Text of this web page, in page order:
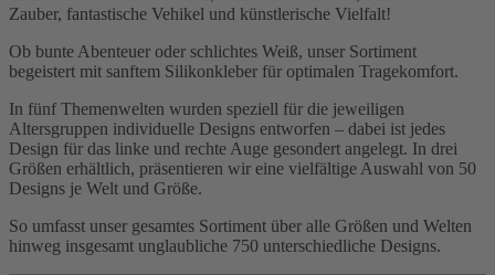
Zauber, fantastische Vehikel und künstlerische Vielfalt!
Ob bunte Abenteuer oder schlichtes Weiß, unser Sortiment
begeistert mit sanftem Silikonkleber für optimalen Tragekomfort.
In fünf Themenwelten wurden speziell für die jeweiligen
Altersgruppen individuelle Designs entworfen – dabei ist jedes
Design für das linke und rechte Auge gesondert angelegt. In drei
Größen erhältlich, präsentieren wir eine vielfältige Auswahl von 50
Designs je Welt und Größe.
So umfasst unser gesamtes Sortiment über alle Größen und Welten
hinweg insgesamt unglaubliche 750 unterschiedliche Designs.